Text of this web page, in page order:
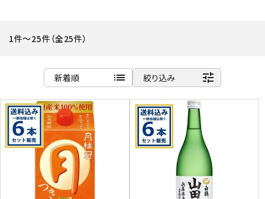
セール商品
カテゴリから探す
スイーツ
お菓子
飲料
1件～25件（全25件）
新着順 list
商品名
新着順
発売日順
価格が安い
価格が高い
お気に入り登録数
絞り込み tune